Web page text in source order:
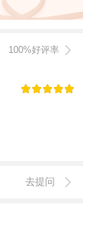
100%好评率
去提问